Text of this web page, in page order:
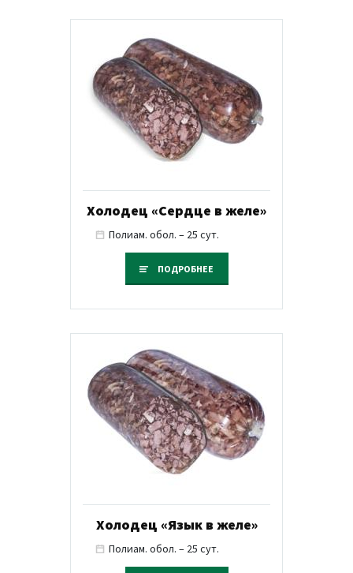
Холодец «Сердце в желе»
Полиам. обол. – 25 сут.
ПОДРОБНЕЕ
Холодец «Язык в желе»
Полиам. обол. – 25 сут.